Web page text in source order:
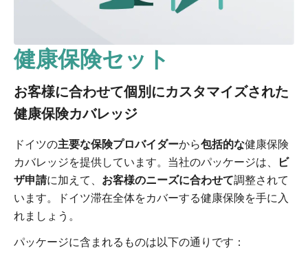
健康保険セット
お客様に合わせて個別にカスタマイズされた
健康保険カバレッジ
ドイツの主要な保険プロバイダーから包括的な健康保険
カバレッジを提供しています。当社のパッケージは、
ビ
ザ申請に加えて、 お客様のニーズに合わせて調整されて
います。ドイツ滞在全体をカバーする健康保険を手に入
れましょう。
パッケージに含まれるものは以下の通りです：